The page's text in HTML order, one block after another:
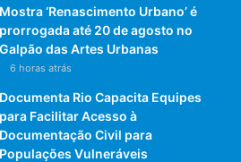
Mostra ‘Renascimento Urbano’ é
prorrogada até 20 de agosto no
Galpão das Artes Urbanas
6 horas atrás
Documenta Rio Capacita Equipes
para Facilitar Acesso à
Documentação Civil para
Populações Vulneráveis